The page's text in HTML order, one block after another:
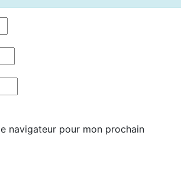
navigateur pour mon prochain